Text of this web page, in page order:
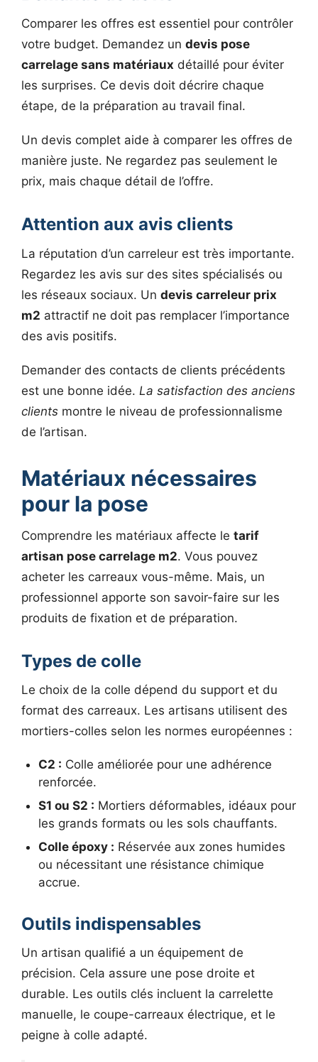
Comparer les offres est essentiel pour contrôler
votre budget. Demandez un devis pose
carrelage sans matériaux détaillé pour éviter
les surprises. Ce devis doit décrire chaque
étape, de la préparation au travail final.
Un devis complet aide à comparer les offres de
manière juste. Ne regardez pas seulement le
prix, mais chaque détail de l’offre.
Attention aux avis clients
La réputation d’un carreleur est très importante.
Regardez les avis sur des sites spécialisés ou
les réseaux sociaux. Un devis carreleur prix
m2 attractif ne doit pas remplacer l’importance
des avis positifs.
Demander des contacts de clients précédents
est une bonne idée. La satisfaction des anciens
clients montre le niveau de professionnalisme
de l’artisan.
Matériaux nécessaires
pour la pose
Comprendre les matériaux affecte le tarif
artisan pose carrelage m2. Vous pouvez
acheter les carreaux vous-même. Mais, un
professionnel apporte son savoir-faire sur les
produits de fixation et de préparation.
Types de colle
Le choix de la colle dépend du support et du
format des carreaux. Les artisans utilisent des
mortiers-colles selon les normes européennes :
C2 : Colle améliorée pour une adhérence
renforcée.
S1 ou S2 : Mortiers déformables, idéaux pour
les grands formats ou les sols chauffants.
Colle époxy : Réservée aux zones humides
ou nécessitant une résistance chimique
accrue.
Outils indispensables
Un artisan qualifié a un équipement de
précision. Cela assure une pose droite et
durable. Les outils clés incluent la carrelette
manuelle, le coupe-carreaux électrique, et le
peigne à colle adapté.